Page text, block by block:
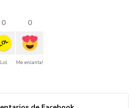
0
Lol
0
Me encanta!